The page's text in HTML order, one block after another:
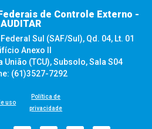
de Controle Externo -
AUDITAR
Sul (SAF/Sul), Qd. 04, Lt. 01
Anexo II
(TCU), Subsolo, Sala S04
(61)3527-7292
uso
Política de
privacidade